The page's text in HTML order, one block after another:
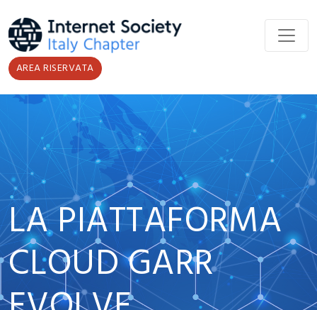
AREA RISERVATA
LA PIATTAFORMA
CLOUD GARR